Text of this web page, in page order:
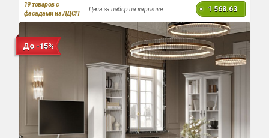
19товаров с
фасадами из ЛДСП
Цена за набор на картинке 1 568.63
До -15%